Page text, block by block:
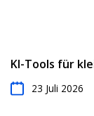
KI-Tools für
23 Juli 2026